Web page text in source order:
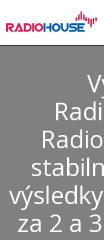
za 2 a